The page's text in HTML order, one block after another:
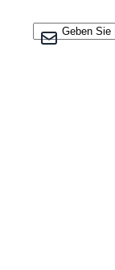
Melden Sie